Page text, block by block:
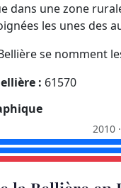
dans une zone
les unes des
se nomment
: 61570
2010 ·